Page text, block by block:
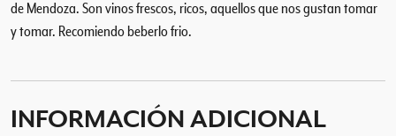
de Mendoza. Son vinos frescos, ricos, aquellos que nos gustan tomar
y tomar. Recomiendo beberlo frio.
INFORMACIÓN ADICIONAL